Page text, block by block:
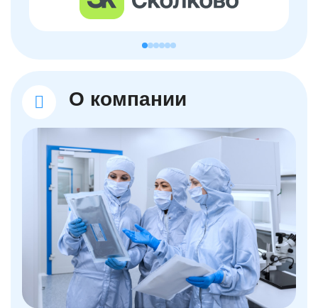
О компании